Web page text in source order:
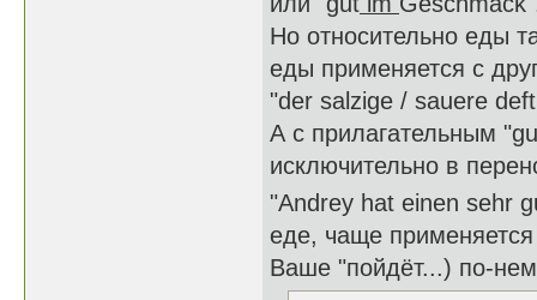
Но относительно еды
еды применяется с
"der salzige / sauere
А с прилагательным
исключительно в
"Andrey hat einen sehr
еде, чаще
Ваше "пойдёт...) по-